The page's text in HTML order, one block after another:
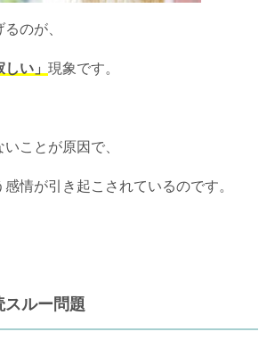
のが、
い」 現象です。
ことが原因で、
情が引き起こされているのです。
スルー問題